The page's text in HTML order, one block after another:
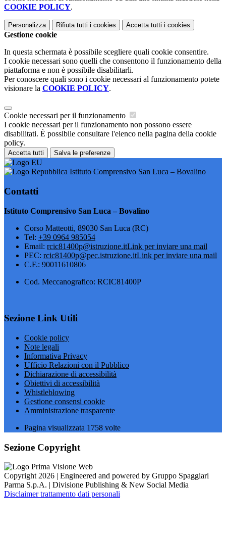
COOKIE POLICY.
Personalizza Rifiuta tutti i cookies Accetta tutti i cookies
Gestione cookie
In questa schermata è possibile scegliere quali cookie consentire.
I cookie necessari sono quelli che consentono il funzionamento della
piattaforma e non è possibile disabilitarli.
Per conoscere quali sono i cookie necessari al funzionamento potete
visionare la COOKIE POLICY.
Cookie necessari per il funzionamento
I cookie necessari per il funzionamento non possono essere
disabilitati. È possibile consultare l'elenco nella pagina della cookie
policy.
Accetta tutti Salva le preferenze
Istituto Comprensivo San Luca – Bovalino
Contatti
Istituto Comprensivo San Luca – Bovalino
Corso Matteotti, 89030 San Luca (RC)
Tel: +39 0964 985054
Email: rcic81400p@istruzione.itLink per inviare una mail
PEC: rcic81400p@pec.istruzione.itLink per inviare una mail
C.F.: 90011610806
Cod. Meccanografico: RCIC81400P
Sezione Link Utili
Cookie policy
Note legali
Informativa Privacy
Ufficio Relazioni con il Pubblico
Dichiarazione di accessibilità
Obiettivi di accessibilità
Whistleblowing
Gestione consensi cookie
Amministrazione trasparente
Pagina visualizzata 1758 volte
Sezione Copyright
Copyright 2026 | Engineered and powered by Gruppo Spaggiari
Parma S.p.A. | Divisione Publishing & New Social Media
Disclaimer trattamento dati personali